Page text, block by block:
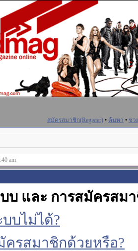
สมัครสมาชิก(Register) • ค้นหา • ช่ว
am
บบ และ การสมัครสม
บไม่ได้?
ครสมาชิกด้วยหรือ?